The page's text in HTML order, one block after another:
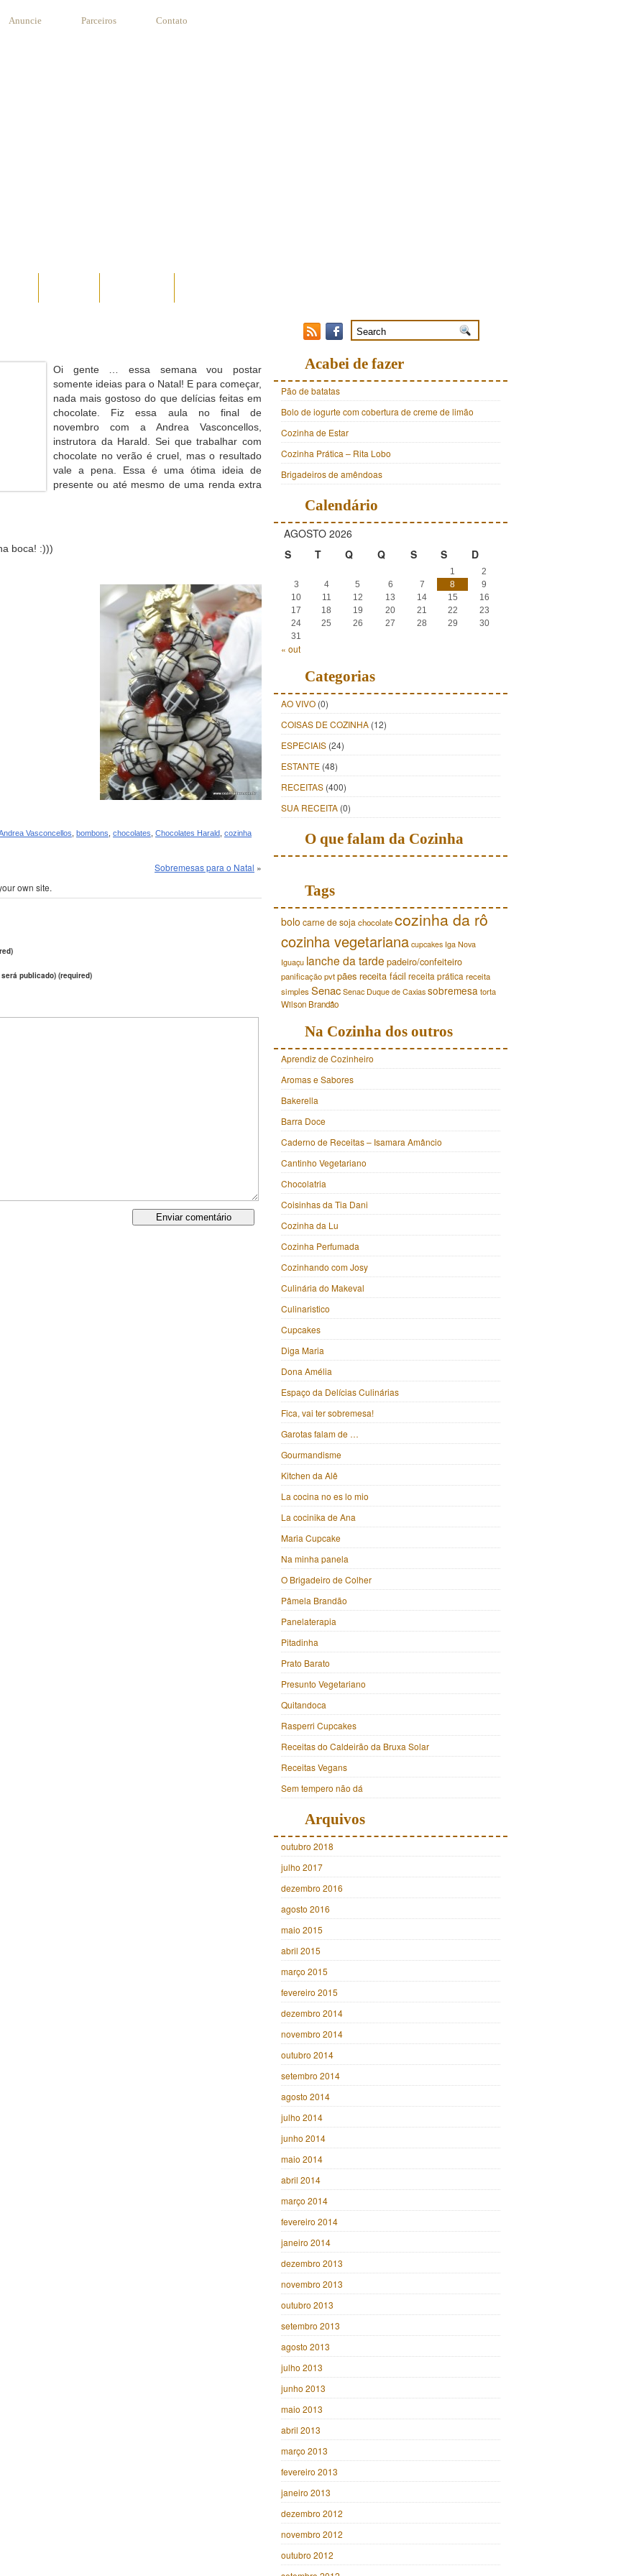
Anuncie Parceiros Contato
Oi gente … essa semana vou postar
somente ideias para o Natal! E para começar,
nada mais gostoso do que delícias feitas em
chocolate. Fiz essa aula no final de
novembro com a Andrea Vasconcellos,
instrutora da Harald. Sei que trabalhar com
chocolate no verão é cruel, mas o resultado
vale a pena. Essa é uma ótima ideia de
presente ou até mesmo de uma renda extra
boca! :)))
Vasconcellos bombons chocolates Chocolates Harald cozinha
Sobremesas para o Natal »
own site.
publicado) (required)
Acabei de fazer
Pão de batatas
Bolo de iogurte com cobertura de creme de limão
Cozinha de Estar
Cozinha Prática – Rita Lobo
Brigadeiros de amêndoas
Calendário
AGOSTO 2026
S
T Q Q S S D
1
2
3
4 5 6 7 8
9
10
11 12 13 14 15
16
17
18 19 20 21 22
23
24
25 26 27 28 29
30
31
« out
Categorias
AO VIVO (0)
COISAS DE COZINHA (12)
ESPECIAIS (24)
ESTANTE (48)
RECEITAS (400)
SUA RECEITA (0)
O que falam da Cozinha
Tags
bolo carne de soja chocolatecozinha da rô
cozinha vegetariana cupcakes Iga Nova
Iguaçu lanche da tarde padeiro/confeiteiro
panificaçãopvtpães receita fácil receita prática receita
simplesSenac Senac Duque de Caxias sobremesatorta
Wilson Brandão
Na Cozinha dos outros
Aprendiz de Cozinheiro
Aromas e Sabores
Bakerella
Barra Doce
Caderno de Receitas – Isamara Amâncio
Cantinho Vegetariano
Chocolatria
Coisinhas da Tia Dani
Cozinha da Lu
Cozinha Perfumada
Cozinhando com Josy
Culinária do Makeval
Culinaristico
Cupcakes
Diga Maria
Dona Amélia
Espaço da Delícias Culinárias
Fica, vai ter sobremesa!
Garotas falam de …
Gourmandisme
Kitchen da Alê
La cocina no es lo mio
La cocinika de Ana
Maria Cupcake
Na minha panela
O Brigadeiro de Colher
Pâmela Brandão
Panelaterapia
Pitadinha
Prato Barato
Presunto Vegetariano
Quitandoca
Rasperri Cupcakes
Receitas do Caldeirão da Bruxa Solar
Receitas Vegans
Sem tempero não dá
Arquivos
outubro 2018
julho 2017
dezembro 2016
agosto 2016
maio 2015
abril 2015
março 2015
fevereiro 2015
dezembro 2014
novembro 2014
outubro 2014
setembro 2014
agosto 2014
julho 2014
junho 2014
maio 2014
abril 2014
março 2014
fevereiro 2014
janeiro 2014
dezembro 2013
novembro 2013
outubro 2013
setembro 2013
agosto 2013
julho 2013
junho 2013
maio 2013
abril 2013
março 2013
fevereiro 2013
janeiro 2013
dezembro 2012
novembro 2012
outubro 2012